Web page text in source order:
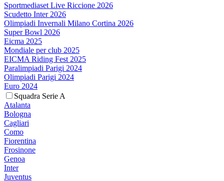
Sportmediaset Live Riccione 2026
Scudetto Inter 2026
Olimpiadi Invernali Milano Cortina 2026
Super Bowl 2026
Eicma 2025
Mondiale per club 2025
EICMA Riding Fest 2025
Paralimpiadi Parigi 2024
Olimpiadi Parigi 2024
Euro 2024
Squadra Serie A
Atalanta
Bologna
Cagliari
Como
Fiorentina
Frosinone
Genoa
Inter
Juventus